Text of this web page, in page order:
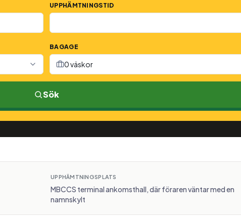
UPPHÄMTNINGSTID
BAGAGE
0 väskor
Sök
UPPHÄMTNINGSPLATS
MBCCS terminal ankomsthall, där föraren väntar med en
namnskylt